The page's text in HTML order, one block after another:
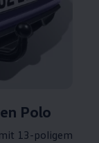
Polo
13-poligem